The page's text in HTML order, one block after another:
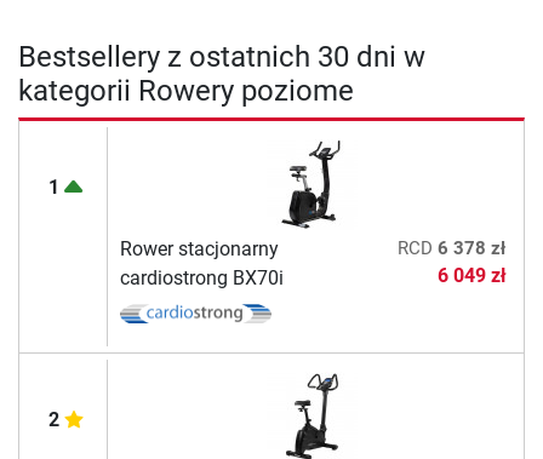
Bestsellery z ostatnich 30 dni w
kategorii Rowery poziome
1
Rower stacjonarny
cardiostrong BX70i
RCD 6 378 zł
6 049 zł
2